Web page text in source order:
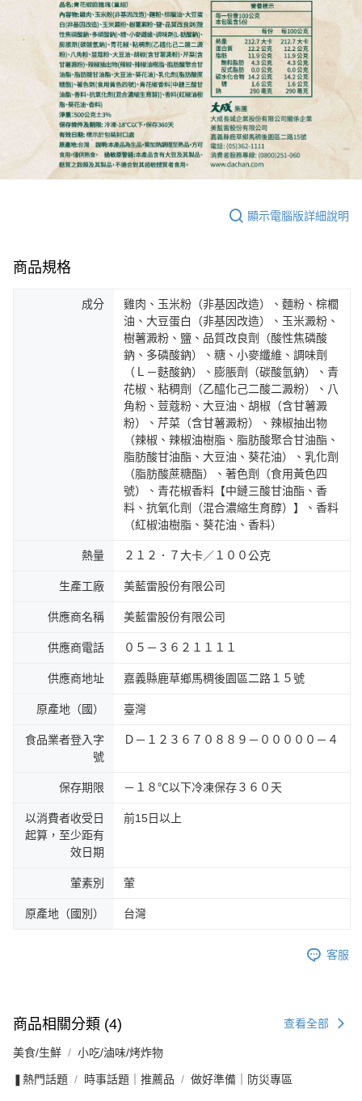
顯示電腦版詳細說明
商品規格
成分
雞肉、玉米粉（非基因改造）、麵粉、棕櫚
油、大豆蛋白（非基因改造）、玉米澱粉、
樹薯澱粉、鹽、品質改良劑（酸性焦磷酸
鈉、多磷酸鈉）、糖、小麥纖維、調味劑
（Ｌ－麩酸鈉）、膨脹劑（碳酸氫鈉）、青
花椒、粘稠劑（乙醯化己二酸二澱粉）、八
角粉、荳蔻粉、大豆油、胡椒（含甘薯澱
粉）、芹菜（含甘薯澱粉）、辣椒抽出物
（辣椒、辣椒油樹脂、脂肪酸聚合甘油酯、
脂肪酸甘油酯、大豆油、葵花油）、乳化劑
（脂肪酸蔗糖酯）、著色劑（食用黃色四
號）、青花椒香料【中鏈三酸甘油酯、香
料、抗氧化劑（混合濃縮生育醇）】、香料
（紅椒油樹脂、葵花油、香料）
熱量 ２１２．７大卡／１００公克
生產工廠 美藍雷股份有限公司
供應商名稱 美藍雷股份有限公司
供應商電話 ０５－３６２１１１１
供應商地址 嘉義縣鹿草鄉馬稠後園區二路１５號
原產地（國） 臺灣
食品業者登入字
號
Ｄ－１２３６７０８８９－０００００－４
保存期限 －１８℃以下冷凍保存３６０天
以消費者收受日
起算，至少距有
效日期
前15日以上
葷素別 葷
原產地（國別） 台灣
客服
商品相關分類 (4) 查看全部
美食/生鮮 小吃/滷味/烤炸物
❚熱門話題 時事話題｜推薦品 做好準備｜防災專區